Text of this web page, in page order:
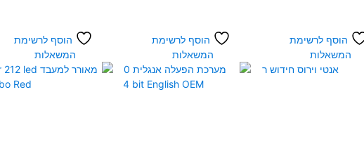
הוסף לרשימת
המשאלות
הוסף לרשימת
המשאלות
הוסף לרשימת
המשאלות